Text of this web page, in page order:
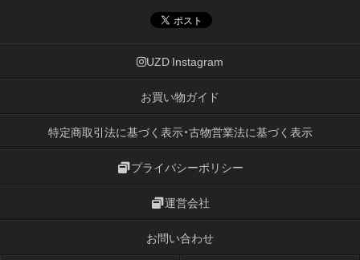
UZD Instagram
お買い物ガイド
特定商取引法に基づく表示・古物営業法に基づく表示
プライバシーポリシー
運営会社
お問い合わせ